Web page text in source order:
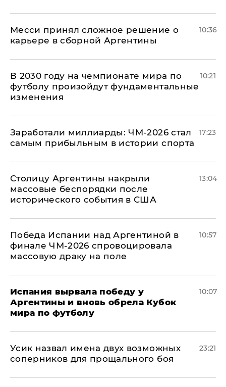
Месси принял сложное решение о
карьере в сборной Аргентины
10:36
В 2030 году на чемпионате мира по
футболу произойдут фундаментальные
изменения
10:21
Заработали миллиарды: ЧМ-2026 стал
самым прибыльным в истории спорта
17:23
Столицу Аргентины накрыли
массовые беспорядки после
исторического события в США
13:04
Победа Испании над Аргентиной в
финале ЧМ-2026 спровоцировала
массовую драку на поле
10:57
Испания вырвала победу у
Аргентины и вновь обрела Кубок
мира по футболу
10:07
Усик назвал имена двух возможных
соперников для прощального боя
23:21